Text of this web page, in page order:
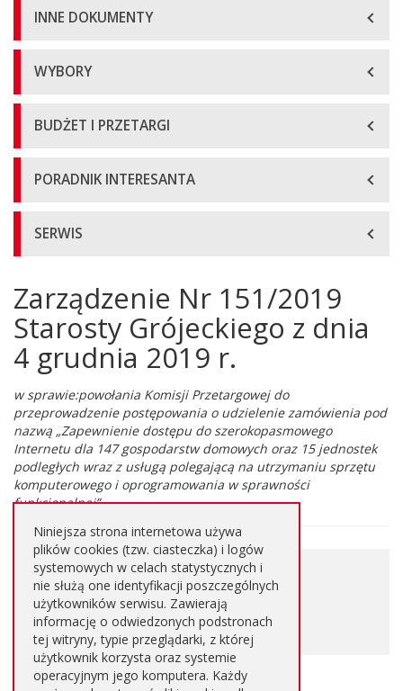
INNE DOKUMENTY
WYBORY
BUDŻET I PRZETARGI
PORADNIK INTERESANTA
SERWIS
Główna
treść
strony
Zarządzenie Nr 151/2019
Starosty Grójeckiego z dnia
4 grudnia 2019 r.
w sprawie:powołania Komisji Przetargowej do
przeprowadzenie postępowania o udzielenie zamówienia pod
nazwą „Zapewnienie dostępu do szerokopasmowego
Internetu dla 147 gospodarstw domowych oraz 15 jednostek
podległych wraz z usługą polegającą na utrzymaniu sprzętu
komputerowego i oprogramowania w sprawności
funkcjonalnej”.
0,262
MB
PDF
Pobierz plik
Niniejsza strona internetowa używa
plików cookies (tzw. ciasteczka) i logów
systemowych w celach statystycznych i
nie służą one identyfikacji poszczególnych
użytkowników serwisu. Zawierają
informację o odwiedzonych podstronach
tej witryny, typie przeglądarki, z której
użytkownik korzysta oraz systemie
operacyjnym jego komputera. Każdy